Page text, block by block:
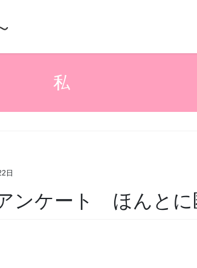
私
日
ンケート ほんとに